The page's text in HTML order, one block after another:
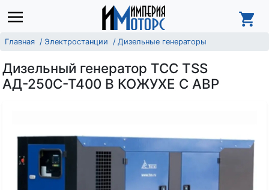
Главная Электростанции Дизельные генераторы
Дизельный генератор ТСС TSS
АД-250С-Т400 В КОЖУХЕ С АВР